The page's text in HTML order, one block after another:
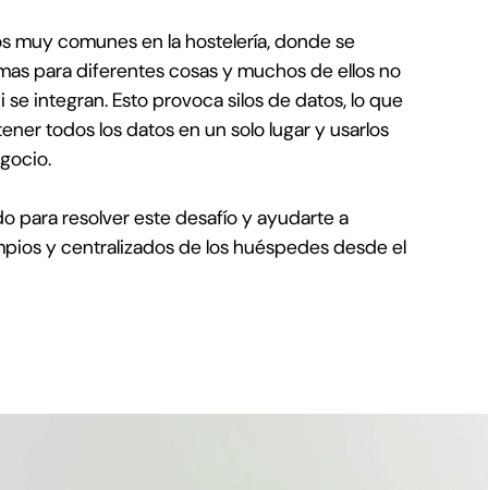
muy comunes en la hostelería, donde se
para diferentes cosas y muchos de ellos no
integran. Esto provoca silos de datos, lo que
todos los datos en un solo lugar y usarlos
para resolver este desafío y ayudarte a
y centralizados de los huéspedes desde el